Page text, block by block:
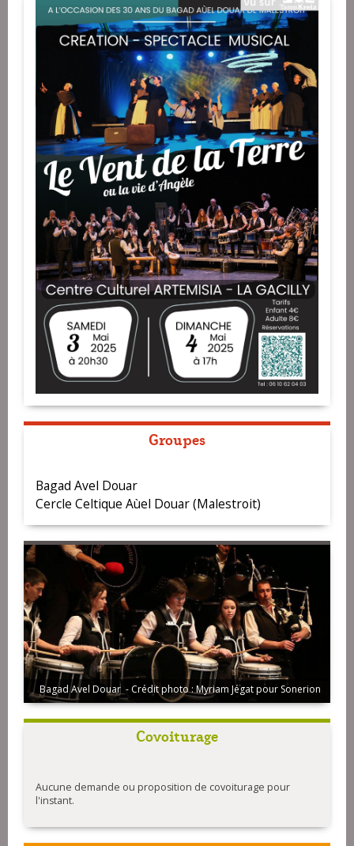
Groupes
Bagad Avel Douar
Cercle Celtique Aùel Douar (Malestroit)
Bagad Avel Douar - Crédit photo : Myriam Jégat pour Sonerion
Cercle Celtique Aùel Douar (Malestroit) - ©Fred HARNOIS
Covoiturage
Aucune demande ou proposition de covoiturage pour
l'instant.